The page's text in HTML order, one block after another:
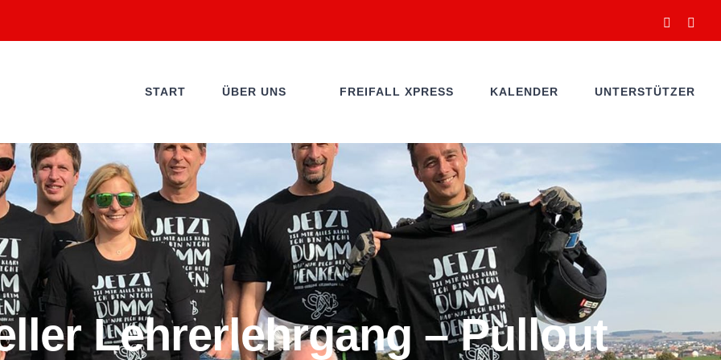
Facebook
START ÜBER UNS FREIFALL XPRESS KALENDER UNTERSTÜTZER
Lehrerlehrgang – Pullout